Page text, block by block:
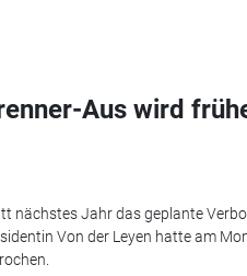
Aus wird
nächstes Jahr das geplante
Von der Leyen hatte am